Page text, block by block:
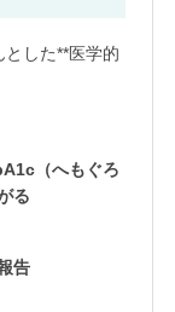
とした**医学的
（へもぐろ
る
告